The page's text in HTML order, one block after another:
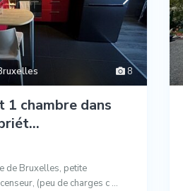
8
chambre dans
de Bruxelles, petite
(peu de charges c ...